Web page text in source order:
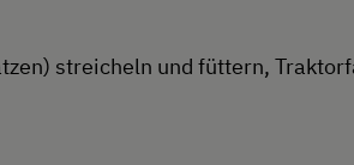
streicheln und füttern,